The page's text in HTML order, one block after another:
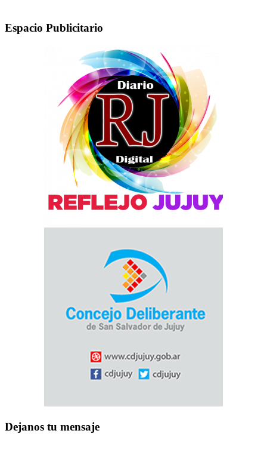
Espacio Publicitario
Dejanos tu mensaje